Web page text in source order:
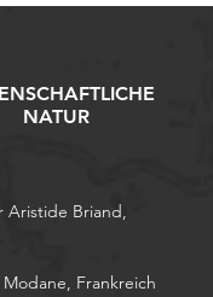
NATUR
Aristide Briand,
Modane, Frankreich